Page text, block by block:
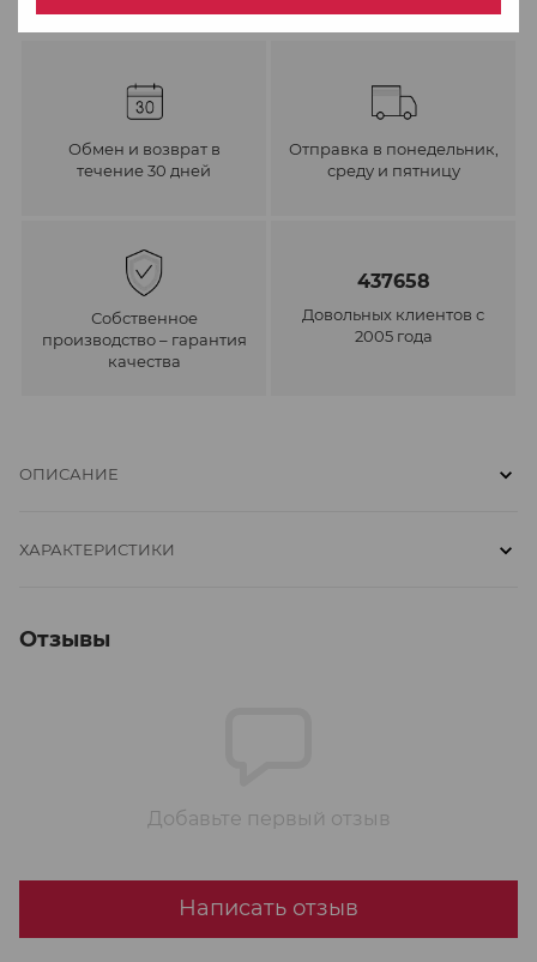
Обмен и возврат в
течение 30 дней
Отправка в понедельник,
среду и пятницу
Собственное
производство – гарантия
качества
437658
Довольных клиентов с
2005 года
ОПИСАНИЕ
ХАРАКТЕРИСТИКИ
Отзывы
Добавьте первый отзыв
Написать отзыв